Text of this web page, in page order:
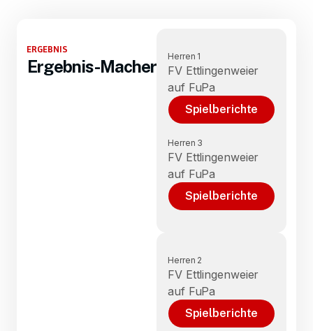
ERGEBNIS
Ergebnis-Macher
Herren 1
FV Ettlingenweier
auf FuPa
Spielberichte
Herren 3
FV Ettlingenweier
auf FuPa
Spielberichte
Herren 2
FV Ettlingenweier
auf FuPa
Spielberichte